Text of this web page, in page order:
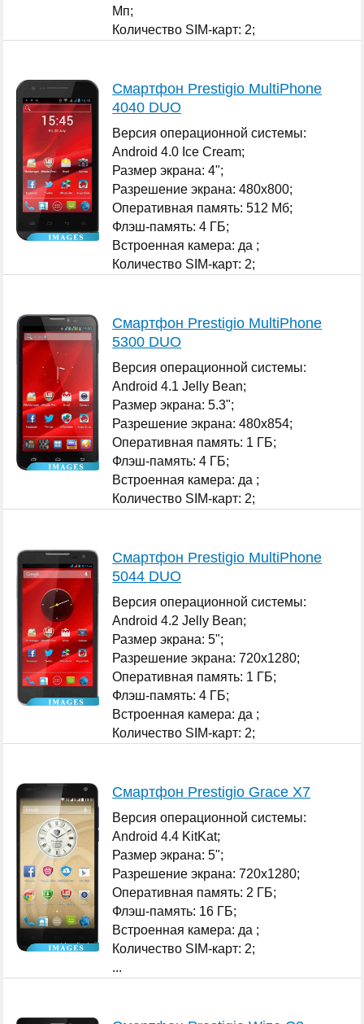
Мп;
Количество SIM-карт: 2;
Смартфон Prestigio MultiPhone
4040 DUO
Версия операционной системы:
Android 4.0 Ice Cream;
Размер экрана: 4";
Разрешение экрана: 480x800;
Оперативная память: 512 Мб;
Флэш-память: 4 ГБ;
Встроенная камера: да ;
Количество SIM-карт: 2;
Смартфон Prestigio MultiPhone
5300 DUO
Версия операционной системы:
Android 4.1 Jelly Bean;
Размер экрана: 5.3";
Разрешение экрана: 480x854;
Оперативная память: 1 ГБ;
Флэш-память: 4 ГБ;
Встроенная камера: да ;
Количество SIM-карт: 2;
Смартфон Prestigio MultiPhone
5044 DUO
Версия операционной системы:
Android 4.2 Jelly Bean;
Размер экрана: 5";
Разрешение экрана: 720x1280;
Оперативная память: 1 ГБ;
Флэш-память: 4 ГБ;
Встроенная камера: да ;
Количество SIM-карт: 2;
Смартфон Prestigio Grace X7
Версия операционной системы:
Android 4.4 KitKat;
Размер экрана: 5";
Разрешение экрана: 720x1280;
Оперативная память: 2 ГБ;
Флэш-память: 16 ГБ;
Встроенная камера: да ;
Количество SIM-карт: 2;
...